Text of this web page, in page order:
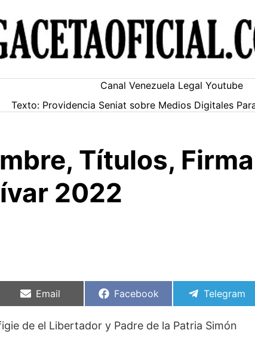
Canal Venezuela Legal Youtube
Texto: Providencia Seniat sobre Medios Digitales
Títulos,
2022
Compartir
Email
Compartir
Facebook
Compartir
Telegram
de el Libertador y Padre de la Patria Simón